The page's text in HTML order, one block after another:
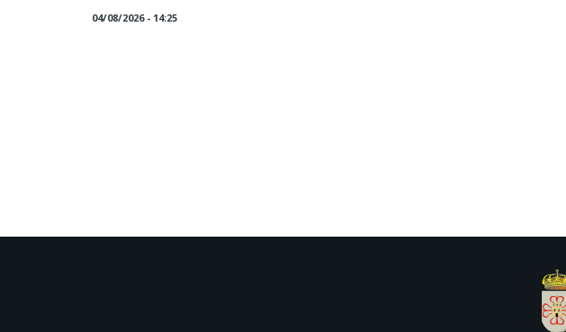
04/08/2026 - 14:25